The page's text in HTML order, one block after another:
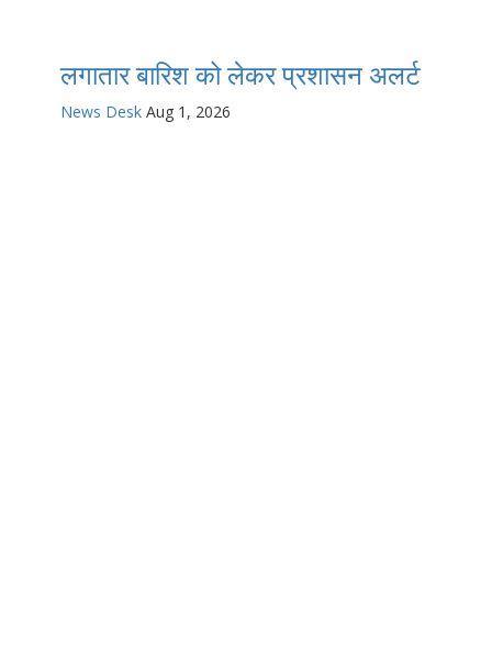
लगातार बारिश को लेकर प्रशासन अलर्ट
News Desk Aug 1, 2026